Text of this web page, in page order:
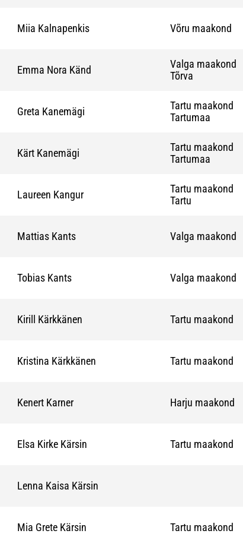
Miia Kalnapenkis Võru maakond
Emma Nora Känd
Valga maakond
Tõrva
Greta Kanemägi
Tartu maakond
Tartumaa
Kärt Kanemägi
Tartu maakond
Tartumaa
Laureen Kangur
Tartu maakond
Tartu
Mattias Kants Valga maakond
Tobias Kants Valga maakond
Kirill Kärkkänen Tartu maakond
Kristina Kärkkänen Tartu maakond
Kenert Karner Harju maakond
Elsa Kirke Kärsin Tartu maakond
Lenna Kaisa Kärsin
Mia Grete Kärsin Tartu maakond